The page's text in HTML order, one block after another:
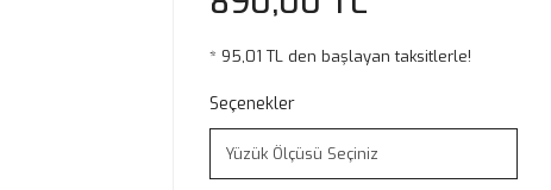
* 95,01 TL den başlayan taksitlerle!
Seçenekler